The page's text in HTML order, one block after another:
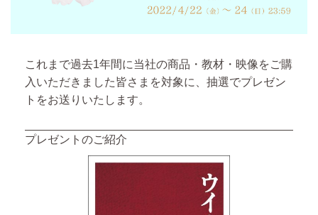
これまで過去1年間に当社の商品・教材・映像をご購
入いただきました皆さまを対象に、抽選でプレゼン
トをお送りいたします。
プレゼントのご紹介